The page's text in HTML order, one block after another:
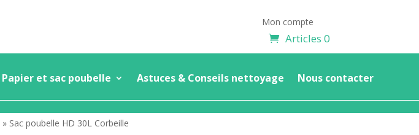
Mon compte
Articles 0
Papier et sac poubelle Astuces & Conseils nettoyage Nous contacter
» Sac poubelle HD 30L Corbeille